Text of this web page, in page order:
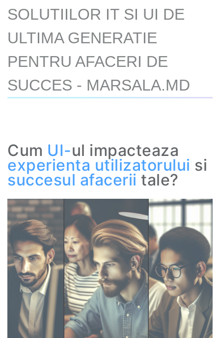
SOLUTIILOR IT SI UI DE
ULTIMA GENERATIE
PENTRU AFACERI DE
SUCCES - MARSALA.MD
Cum UI-ul impacteaza
experienta utilizatorului si
succesul afacerii tale?